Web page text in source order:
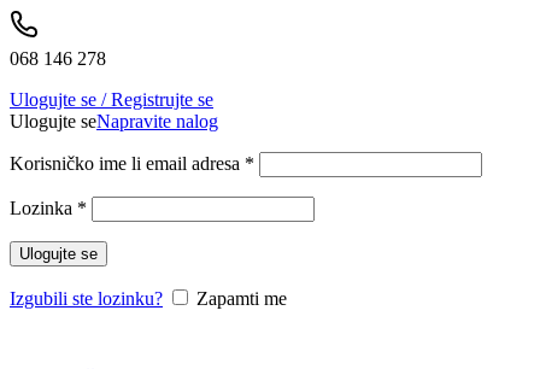
068 146 278
Ulogujte se / Registrujte se
Ulogujte seNapravite nalog
Korisničko ime li email adresa *
Lozinka *
Ulogujte se
Izgubili ste lozinku? Zapamti me